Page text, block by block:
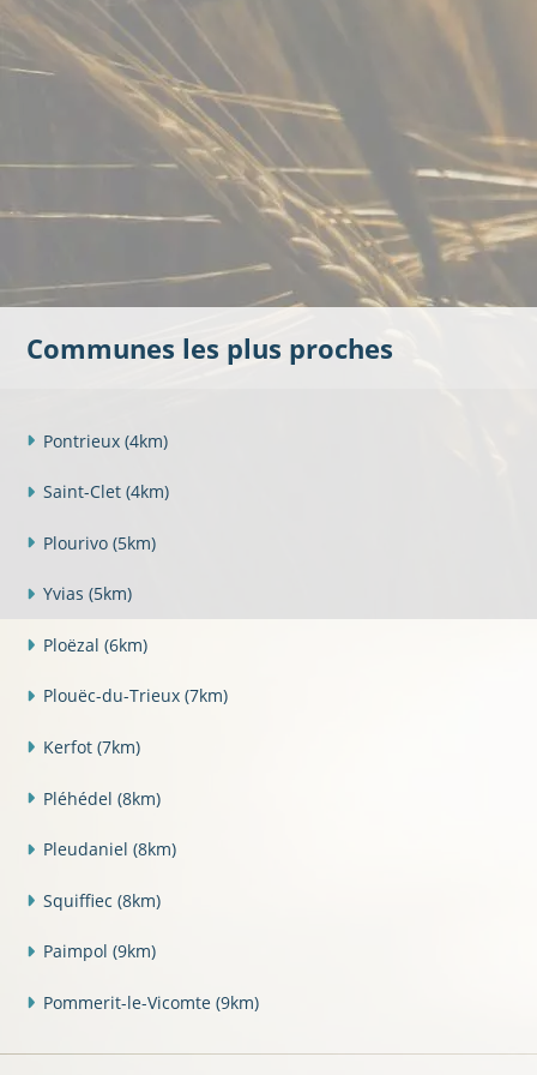
Communes les plus proches
Pontrieux (4km)
Saint-Clet (4km)
Plourivo (5km)
Yvias (5km)
Ploëzal (6km)
Plouëc-du-Trieux (7km)
Kerfot (7km)
Pléhédel (8km)
Pleudaniel (8km)
Squiffiec (8km)
Paimpol (9km)
Pommerit-le-Vicomte (9km)